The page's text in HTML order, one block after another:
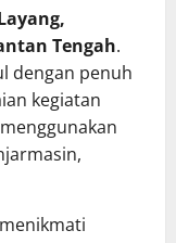
Tengah.
dengan penuh
kegiatan